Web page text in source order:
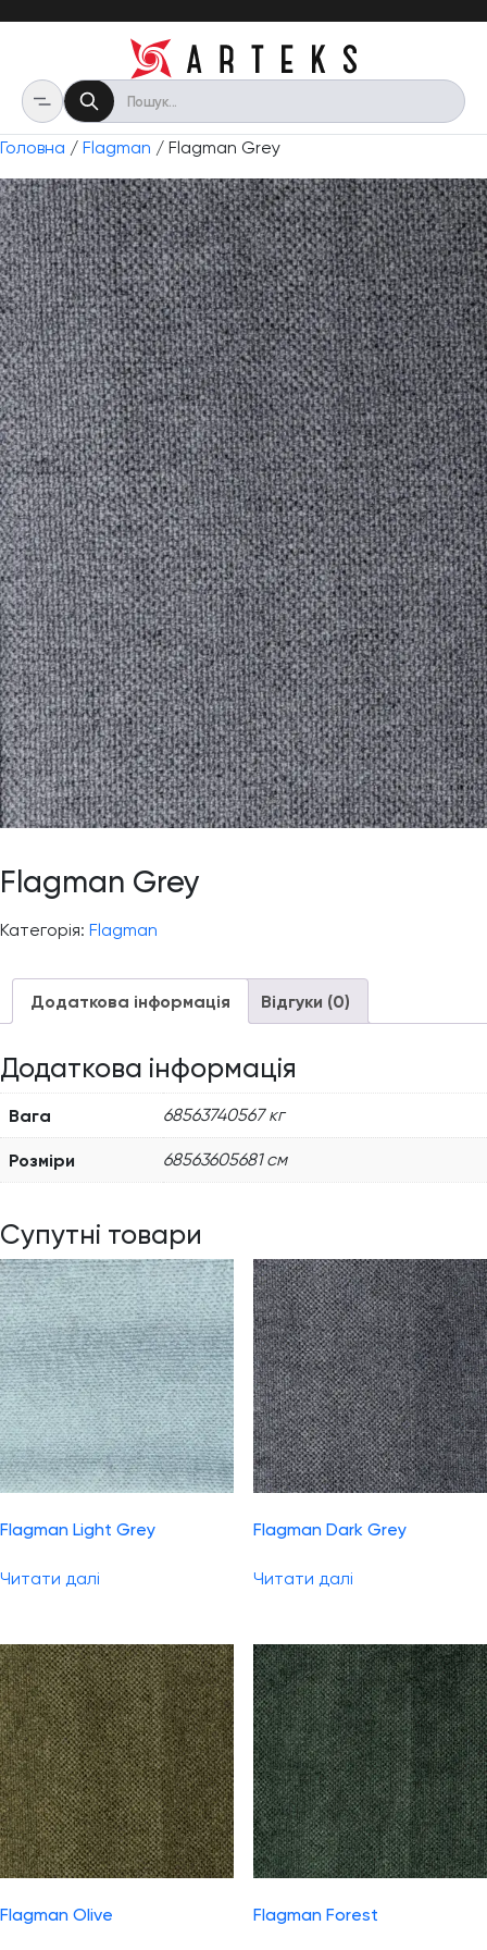
Головна / Flagman / Flagman Grey
Flagman Grey
Категорія: Flagman
Додаткова інформація Відгуки (0)
Додаткова інформація
Вага 68563740567 кг
Розміри 68563605681 см
Супутні товари
Flagman Light Grey
Читати далі
Flagman Dark Grey
Читати далі
Flagman Olive Flagman Forest